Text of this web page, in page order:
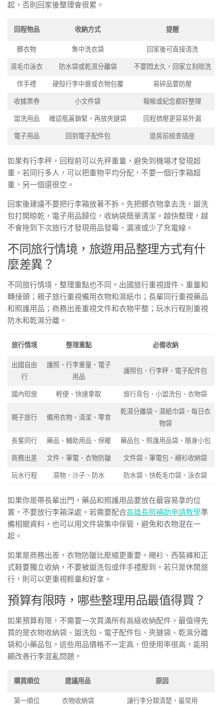
起，否則回家後整理會很累。
回程物品 收納方式 提醒
髒衣物 集中洗衣袋 回家後可直接清洗
濕毛巾泳衣 防水袋或乾濕分離袋 不要悶太久，回家立刻晾洗
伴手禮 硬殼行李中層或衣物包覆 易碎品要防壓
收據票券 小文件袋 報帳或紀念都好整理
盥洗用品 確認瓶蓋鎖緊，再放夾鏈袋 回程擠壓更容易外漏
電子用品 回到電子配件包 退房前檢查插座
如果有行李秤，回程前可以先秤重量，避免到機場才發現超
重。若同行多人，可以把重物平均分配，不要一個行李箱超
重，另一個還很空。
回家後建議不要把行李箱放著不拆。先把髒衣物拿去洗，盥洗
包打開晾乾，電子用品歸位，收納袋簡單清潔。越快整理，越
不會拖到下次旅行才發現用品發霉、漏液或少了充電線。
不同旅行情境，旅遊用品整理方式有什
麼差異？
不同旅行情境，整理重點也不同。出國旅行重視證件、重量和
轉接頭；親子旅行重視備用衣物和濕紙巾；長輩同行重視藥品
和照護用品；商務出差重視文件和衣物平整；玩水行程則重視
防水和乾濕分離。
旅行情境 整理重點 必備收納
出國自由
行
護照、行李重量、電子
用品
護照包、行李秤、電子配件包
國內短旅 輕便、快速拿取 旅行背包、小盥洗包、衣物袋
親子旅行 備用衣物、清潔、零食
乾濕分離袋、濕紙巾袋、每日衣
物袋
長輩同行 藥品、輔助用品、保暖 藥品包、照護用品袋、隨身小包
商務出差 文件、筆電、衣物防皺 文件袋、筆電包、襯衫收納袋
玩水行程 濕物、沙子、防水 防水袋、快乾毛巾袋、泳衣袋
如果你是帶長輩出門，藥品和照護用品要放在最容易拿的位
置，不要放行李箱深處。若需要配合高雄長照補助申請教學準
備相關資料，也可以用文件袋集中保管，避免和衣物混在一
起。
如果是商務出差，衣物防皺比壓縮更重要。襯衫、西裝褲和正
式鞋要獨立收納，不要被盥洗包或伴手禮壓到。若只是休閒旅
行，則可以更重視輕量和好拿。
預算有限時，哪些整理用品最值得買？
如果預算有限，不需要一次買滿所有高級收納配件。最值得先
買的是衣物收納袋、盥洗包、電子配件包、夾鏈袋、乾濕分離
袋和小藥品包。這些用品價格不一定高，但使用率很高，能明
顯改善行李混亂問題。
購買順位 建議用品 原因
第一順位 衣物收納袋 讓行李分類清楚，最常用